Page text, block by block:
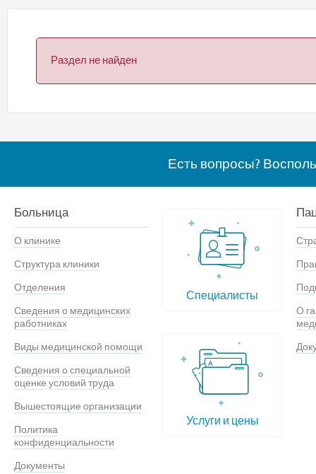
Раздел не найден
Есть вопросы?
Больница
О клинике
Структура клиники
Отделения
Сведения о медицинских
работниках
Виды медицинской помощи
Сведения о специальной
оценке условий труда
Вышестоящие организации
Политика
конфиденциальности
Документы
Специалисты
Услуги и цены
О